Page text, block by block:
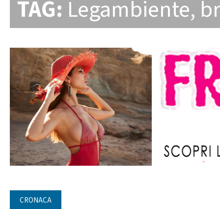
TAG: Legambiente,
CRONACA